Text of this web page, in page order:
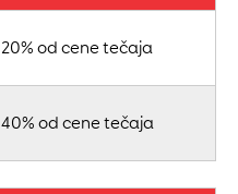
20% od cene tečaja
40% od cene tečaja